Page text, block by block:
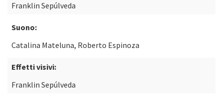
Franklin Sepúlveda
Suono:
Catalina Mateluna, Roberto Espinoza
Effetti visivi:
Franklin Sepúlveda